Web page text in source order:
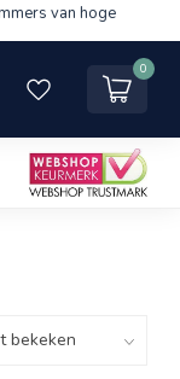
van hoge
0